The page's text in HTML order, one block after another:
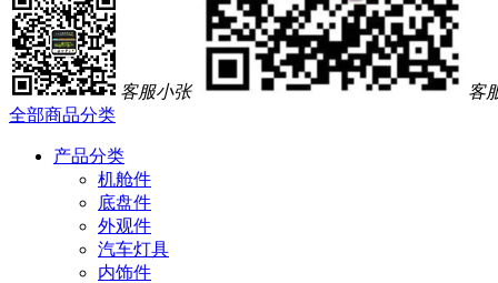
客服小张
客
全部商品分类
产品分类
机舱件
底盘件
外观件
汽车灯具
内饰件